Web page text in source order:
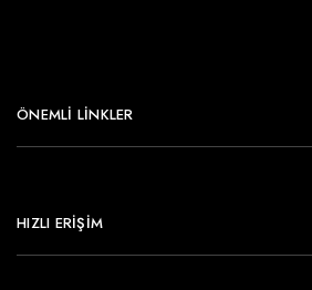
ÖNEMLI LINKLER
HIZLI ERİŞİM